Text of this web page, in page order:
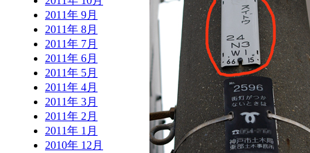
2011年 9月
2011年 8月
2011年 7月
2011年 6月
2011年 5月
2011年 4月
2011年 3月
2011年 2月
2011年 1月
2010年 12月